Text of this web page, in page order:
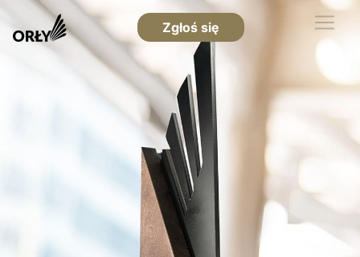
Zgłoś się